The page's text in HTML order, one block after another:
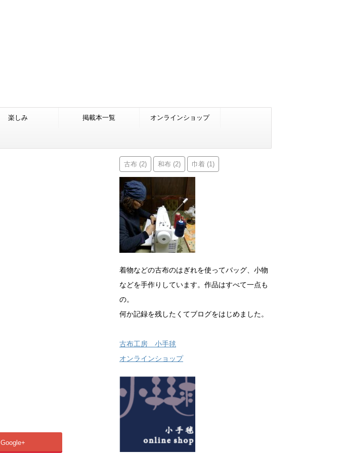
楽しみ 掲載本一覧 オンラインショップ
Google+
古布 (2) 和布 (2) 巾着 (1)
着物などの古布のはぎれを使ってバッグ、小物
などを手作りしています。作品はすべて一点も
の。
何か記録を残したくてブログをはじめました。
古布工房 小手毬
オンラインショップ